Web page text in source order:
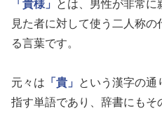
「貴様」
とは、男性が非常に
見た者に対して使う二人称の
る言葉です。
元々は 「貴」
という漢字の通
指す単語であり、辞書にもそ